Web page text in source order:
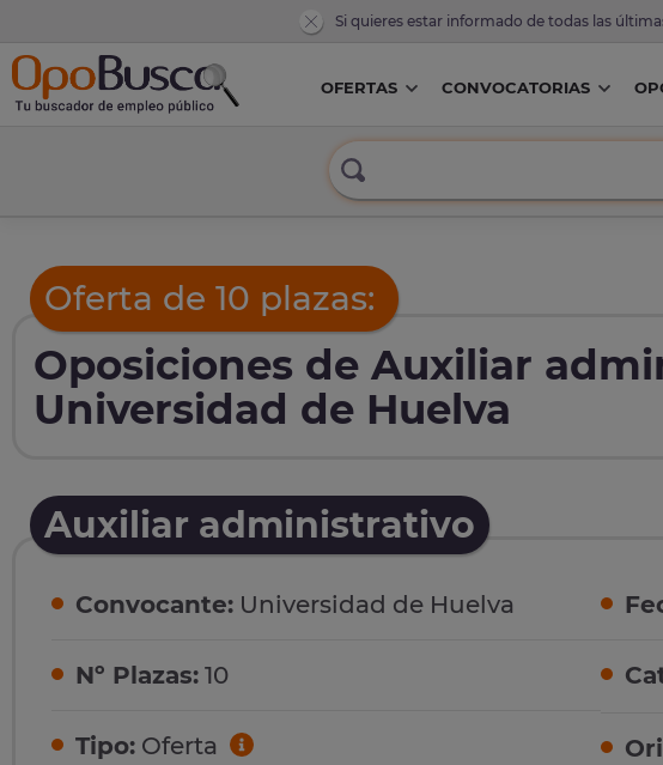
Si quieres estar informado de todas las
OFERTAS CONVOCATORIAS
Oferta de 10 plazas:
Oposiciones de Auxiliar
Universidad de Huelva
Auxiliar administrativo
Convocante: Universidad de Huelva
Nº Plazas: 10
Tipo: Oferta